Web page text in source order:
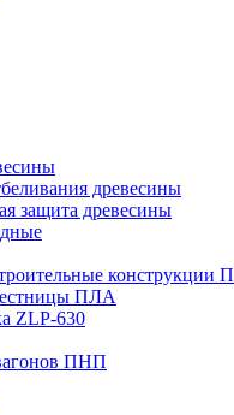
древесины
защита древесины
конструкции
ПЛА
ZLP-630
ПНП